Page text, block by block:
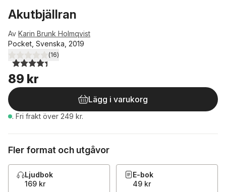
Akutbjällran
Av Karin Brunk Holmqvist
Pocket, Svenska, 2019
4,4utav 5 stjärnor. Totalt antal röster:
(16)
89 kr
Lägg i varukorg
. Fri frakt över 249 kr.
Fler format och utgåvor
Ljudbok
169 kr
E-bok
49 kr